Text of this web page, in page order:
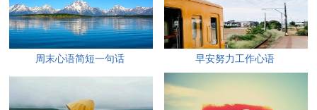
路过你的家门时送给你。祝福你的生日。
3、让阳光普照你所有的日子，让花朵开满你人生的旅途。
岁月的年轮像那正在旋转着的黑色唱片，在我们每一个人的内心
深处，播放着那美丽的旧日情曲。愿你18岁后的人生依然充满着
欢愉和成功！
周末心语简短一句话 早安努力工作心语